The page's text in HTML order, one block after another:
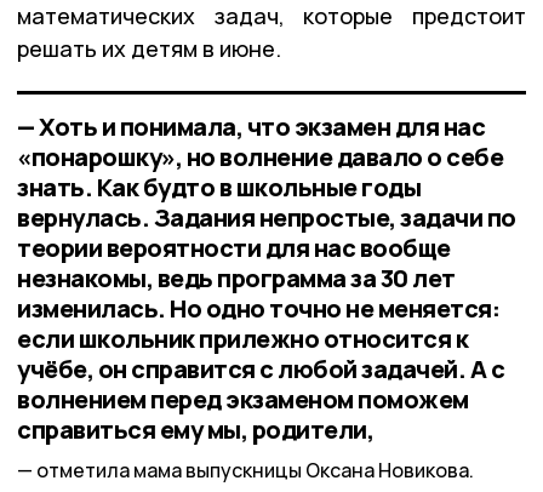
математических задач, которые предстоит
решать их детям в июне.
— Хоть и понимала, что экзамен для нас
«понарошку», но волнение давало о себе
знать. Как будто в школьные годы
вернулась. Задания непростые, задачи по
теории вероятности для нас вообще
незнакомы, ведь программа за 30 лет
изменилась. Но одно точно не меняется:
если школьник прилежно относится к
учёбе, он справится с любой задачей. А с
волнением перед экзаменом поможем
справиться ему мы, родители,
отметила мама выпускницы Оксана Новикова.